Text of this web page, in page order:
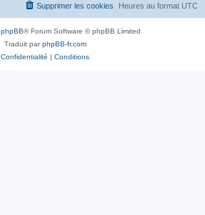
Heures au format UTC
Supprimer les cookies
phpBB® Forum Software © phpBB Limited
Traduit parphpBB-fr.com
Confidentialité | Conditions